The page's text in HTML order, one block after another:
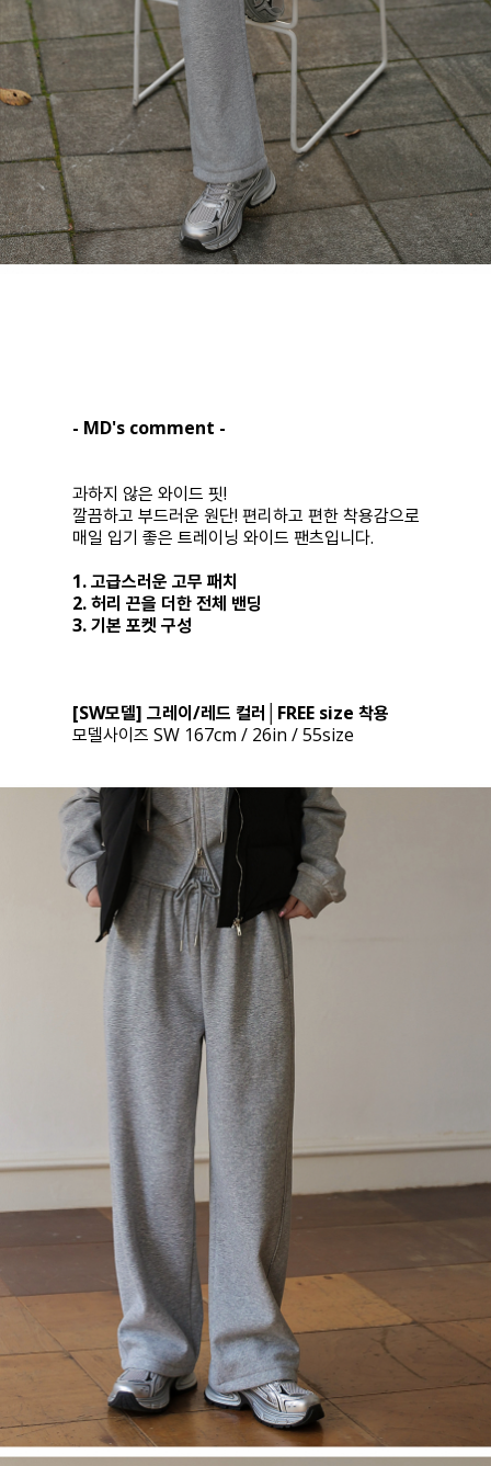
- MD's comment -
과하지 않은 와이드 핏!
깔끔하고 부드러운 원단! 편리하고 편한 착용감으로
매일 입기 좋은 트레이닝 와이드 팬츠입니다.
1. 고급스러운 고무 패치
2. 허리 끈을 더한 전체 밴딩
3. 기본 포켓 구성
[SW모델] 그레이/레드 컬러│FREE size 착용
모델사이즈 SW 167cm / 26in / 55size